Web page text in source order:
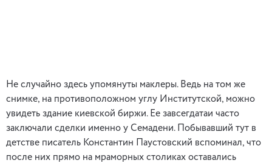
Не случайно здесь упомянуты маклеры. Ведь на том же
снимке, на противоположном углу Институтской, можно
увидеть здание киевской биржи. Ее завсегдатаи часто
заключали сделки именно у Семадени. Побывавший тут в
детстве писатель Константин Паустовский вспоминал, что
после них прямо на мраморных столиках оставались